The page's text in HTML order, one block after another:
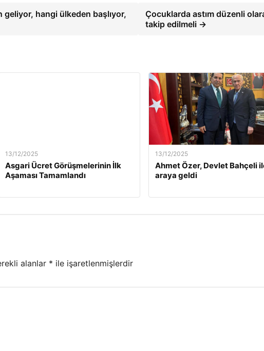
hangi ülkeden başlıyor,
Çocuklarda astım düzenli
takip edilmeli →
13/12/2025
Asgari Ücret Görüşmelerinin İlk
Aşaması Tamamlandı
13/12/2025
Ahmet Özer, Devlet Bahçeli
araya geldi
alanlar * ile işaretlenmişlerdir